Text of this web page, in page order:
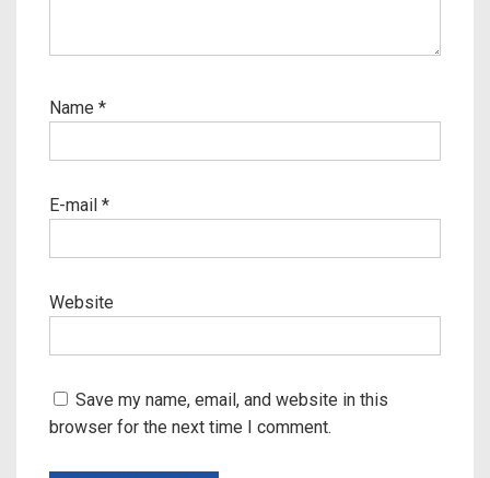
Name *
E-mail *
Website
Save my name, email, and website in this
browser for the next time I comment.